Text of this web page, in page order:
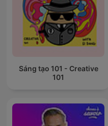
Sáng tạo 101 - Creative
101